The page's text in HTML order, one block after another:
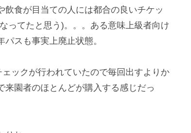
食が目当ての人には都合の良いチケッ
ってたと思う)。。。ある意味上級者向け
スも事実上廃止状態。
ックが行われていたので毎回出すよりか
園者のほとんどが購入する感じだっ